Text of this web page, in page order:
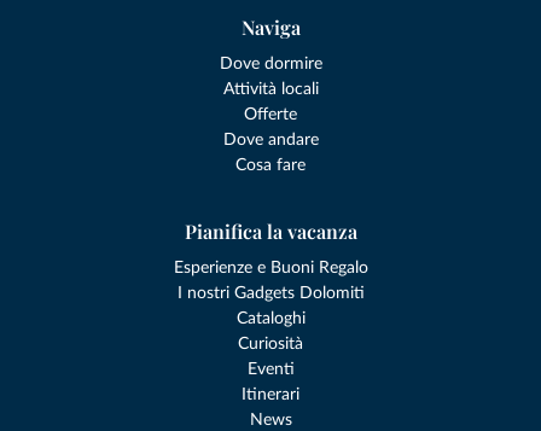
Naviga
Dove dormire
Attività locali
Offerte
Dove andare
Cosa fare
Pianifica la vacanza
Esperienze e Buoni Regalo
I nostri Gadgets Dolomiti
Cataloghi
Curiosità
Eventi
Itinerari
News